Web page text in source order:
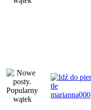
tle
marianna000